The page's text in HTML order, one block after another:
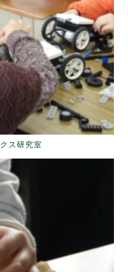
ス研究室